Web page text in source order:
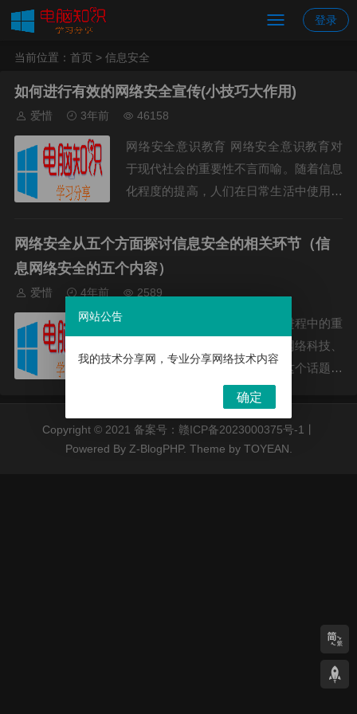
登录
当前位置： 首页 > 信息安全
如何进行有效的网络安全宣传(小技巧大作用)
爱惜 3年前 46158
网络安全意识教育 网络安全意识教育对
于现代社会的重要性不言而喻。随着信息
化程度的提高，人们在日常生活中使用互
因此，我们需要加强网络安全宣传并提高
公众的网络安全意识。...
网络安全从五个方面探讨信息安全的相关环节（信
息网络安全的五个内容）
爱惜 4年前 2589
信息网络安全是当今社会发展进程中的重
要环节，它涉及到多方面，如网络科技、
信息安全、网络管理等。围绕这个话题，
本文将从五个方面探讨信息网络安全的相
关内容。1.信息网络安全的意义信息网络
安全是指在信息网络...
Copyright © 2021 备案号： 赣ICP备2023000375号-1
Powered By Z-BlogPHP. Theme by TOYEAN
网站公告
我的技术分享网，专业分享网络技术内容
确定